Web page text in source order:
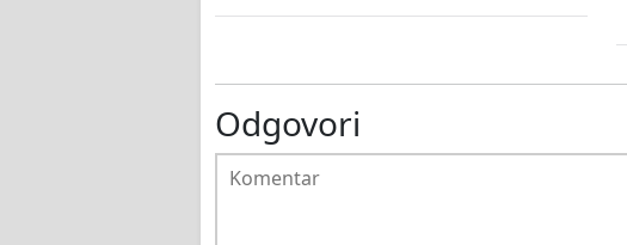
Odgovori